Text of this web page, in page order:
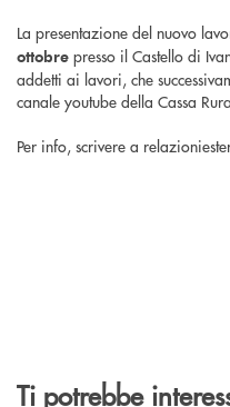
La presentazione del nuovo
ottobre presso il Castello di
addetti ai lavori, che
canale youtube della Cassa
Per info, scrivere a
Ti potrebbe